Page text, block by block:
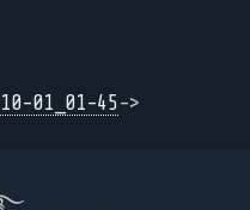
01_01-45->
࿐